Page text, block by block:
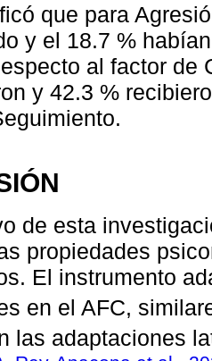
que para
y el 18.7 %
al factor de
y 42.3 %
de esta
propiedades
El instrumento
en el AFC,
las adaptaciones